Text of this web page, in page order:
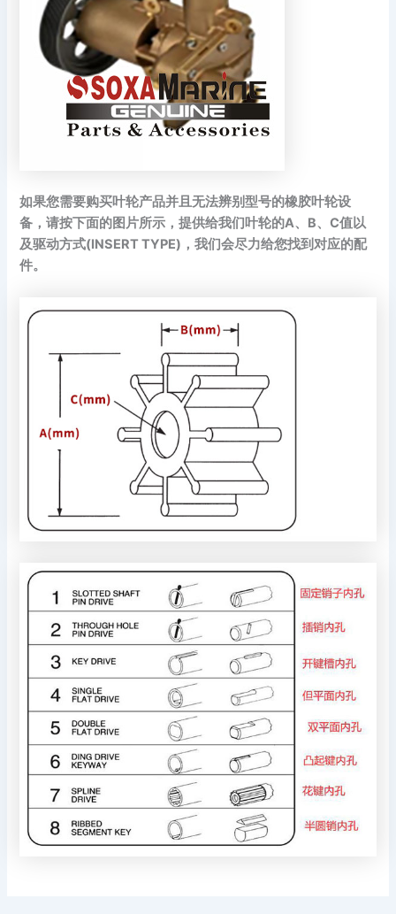
如果您需要购买叶轮产品并且无法辨别型号的橡胶叶轮设
备，请按下面的图片所示，提供给我们叶轮的A、B、C值以
及驱动方式(INSERT TYPE)，我们会尽力给您找到对应的配
件。